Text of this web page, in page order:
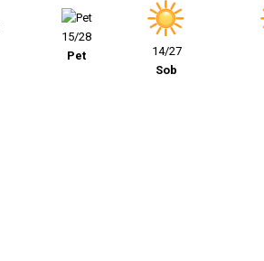
15/28
Pet
14/27
Sob